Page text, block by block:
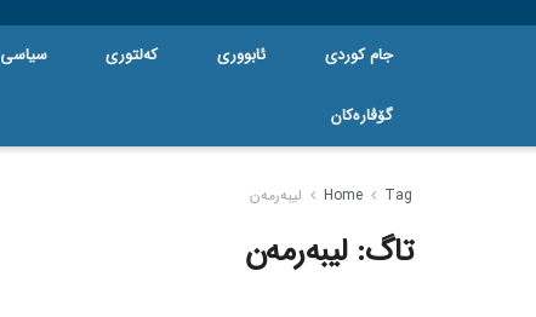
جام کوردی ئابووری کەلتوری سیاسی
گۆڤاره‌کان
Home Tag لیبەرمەن
تاگ:لیبەرمەن